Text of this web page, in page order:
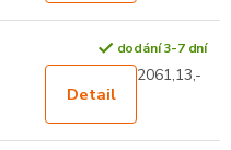
dodání 3-7 dní
Detail
2061,13,-